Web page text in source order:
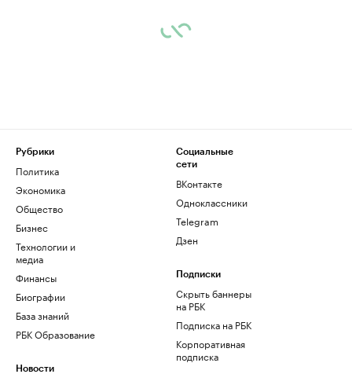
Рубрики
Политика
Экономика
Общество
Бизнес
Технологии и
медиа
Финансы
Биографии
База знаний
РБК Образование
Новости
Социальные
сети
ВКонтакте
Одноклассники
Telegram
Дзен
Подписки
Скрыть баннеры
на РБК
Подписка на РБК
Корпоративная
подписка